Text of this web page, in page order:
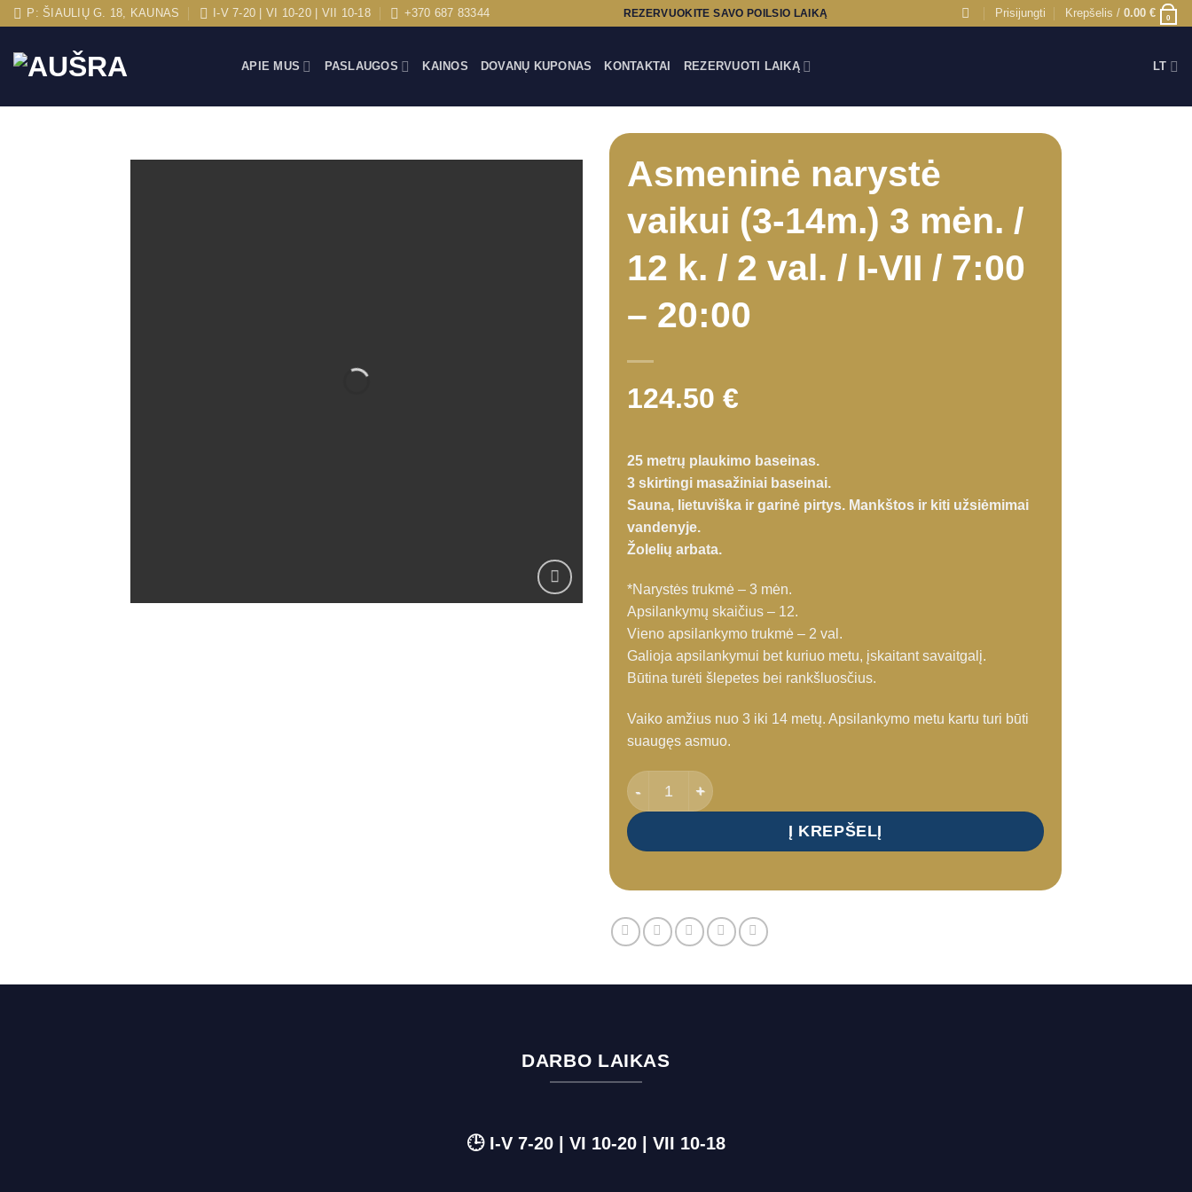
Skip
content
P: ŠIAULIŲ G. 18, KAUNAS I-V 7-20 | VI 10-20 | VII 10-18 +370 687 83344 REZERVUOKITE SAVO POILSIO LAIKĄ Prisijungti Krepšelis / 0.00 € 0
APIE MUS PASLAUGOS KAINOS DOVANŲ KUPONAS KONTAKTAI REZERVUOTI LAIKĄ LT
Asmeninė narystė
vaikui (3-14m.) 3 mėn. /
12 k. / 2 val. / I-VII / 7:00
– 20:00
124.50 €
25 metrų plaukimo baseinas.
3 skirtingi masažiniai baseinai.
Sauna, lietuviška ir garinė pirtys. Mankštos ir kiti užsiėmimai
vandenyje.
Žolelių arbata.
*Narystės trukmė – 3 mėn.
Apsilankymų skaičius – 12.
Vieno apsilankymo trukmė – 2 val.
Galioja apsilankymui bet kuriuo metu, įskaitant savaitgalį.
Būtina turėti šlepetes bei rankšluosčius.
Vaiko amžius nuo 3 iki 14 metų. Apsilankymo metu kartu turi būti
suaugęs asmuo.
produkto kiekis: Asmeninė narystė vaikui (3-14m.) 3 mėn. / 12 k. / 2 val. / I-VII /
Į KREPŠELĮ
DARBO LAIKAS
🕒 I-V 7-20 | VI 10-20 | VII 10-18